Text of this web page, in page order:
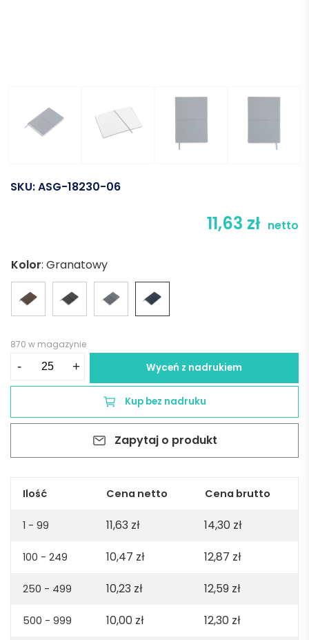
SKU:ASG-18230-06
11,63 zł netto
Kolor: Granatowy
870 w magazynie
-
-
+ Wyceń z nadrukiem
Kup bez nadruku
Zapytaj o produkt
Ilość Cena netto Cena brutto
1 - 99 11,63 zł 14,30 zł
100 - 249 10,47 zł 12,87 zł
250 - 499 10,23 zł 12,59 zł
500 - 999 10,00 zł 12,30 zł